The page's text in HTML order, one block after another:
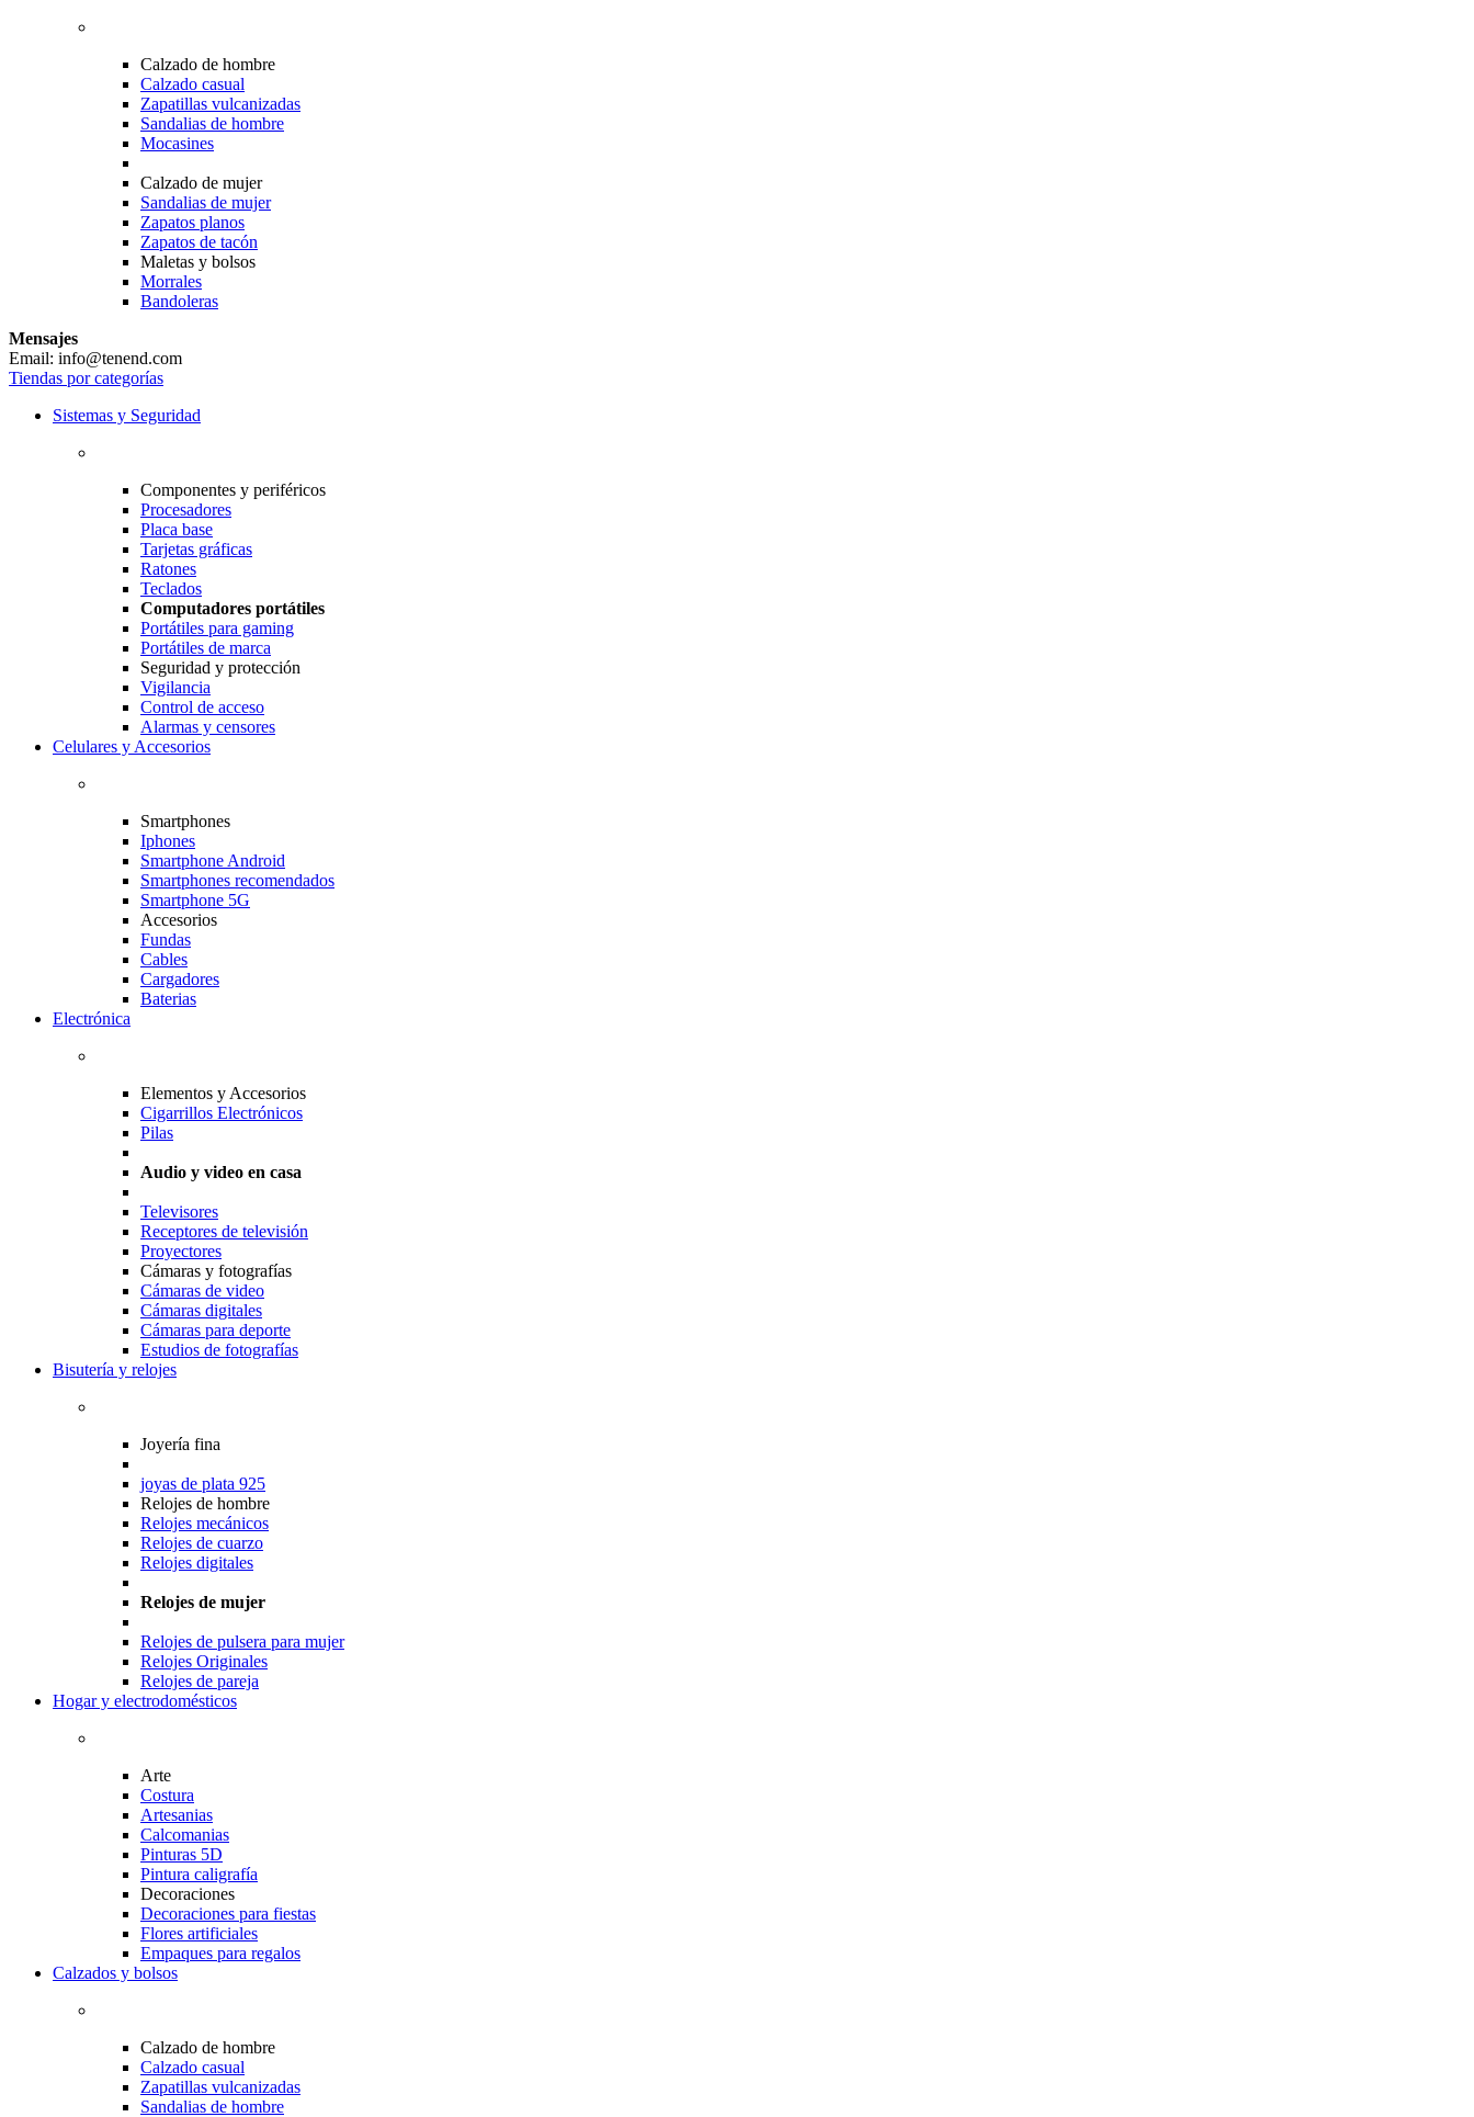
Calzado de hombre
Calzado casual
Zapatillas vulcanizadas
Sandalias de hombre
Mocasines
Calzado de mujer
Sandalias de mujer
Zapatos planos
Zapatos de tacón
Maletas y bolsos
Morrales
Bandoleras
Mensajes
Email: info@tenend.com
Tiendas por categorías
Sistemas y Seguridad
Componentes y periféricos
Procesadores
Placa base
Tarjetas gráficas
Ratones
Teclados
Computadores portátiles
Portátiles para gaming
Portátiles de marca
Seguridad y protección
Vigilancia
Control de acceso
Alarmas y censores
Celulares y Accesorios
Smartphones
Iphones
Smartphone Android
Smartphones recomendados
Smartphone 5G
Accesorios
Fundas
Cables
Cargadores
Baterias
Electrónica
Elementos y Accesorios
Cigarrillos Electrónicos
Pilas
Audio y video en casa
Televisores
Receptores de televisión
Proyectores
Cámaras y fotografías
Cámaras de video
Cámaras digitales
Cámaras para deporte
Estudios de fotografías
Bisutería y relojes
Joyería fina
joyas de plata 925
Relojes de hombre
Relojes mecánicos
Relojes de cuarzo
Relojes digitales
Relojes de mujer
Relojes de pulsera para mujer
Relojes Originales
Relojes de pareja
Hogar y electrodomésticos
Arte
Costura
Artesanias
Calcomanias
Pinturas 5D
Pintura caligrafía
Decoraciones
Decoraciones para fiestas
Flores artificiales
Empaques para regalos
Calzados y bolsos
Calzado de hombre
Calzado casual
Zapatillas vulcanizadas
Sandalias de hombre